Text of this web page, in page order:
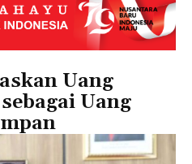
Uang
Uang